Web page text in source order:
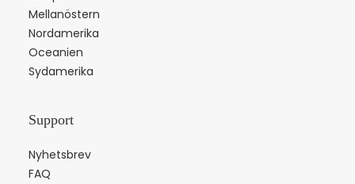
Mellanöstern
Nordamerika
Oceanien
Sydamerika
Support
Nyhetsbrev
FAQ